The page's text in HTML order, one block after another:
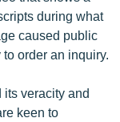
during what
caused public
order an inquiry.
veracity and
keen to